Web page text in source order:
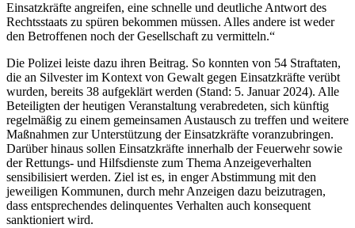
Einsatzkräfte angreifen, eine schnelle und deutliche Antwort des
Rechtsstaats zu spüren bekommen müssen. Alles andere ist weder
den Betroffenen noch der Gesellschaft zu vermitteln.“
Die Polizei leiste dazu ihren Beitrag. So konnten von 54 Straftaten,
die an Silvester im Kontext von Gewalt gegen Einsatzkräfte verübt
wurden, bereits 38 aufgeklärt werden (Stand: 5. Januar 2024). Alle
Beteiligten der heutigen Veranstaltung verabredeten, sich künftig
regelmäßig zu einem gemeinsamen Austausch zu treffen und weitere
Maßnahmen zur Unterstützung der Einsatzkräfte voranzubringen.
Darüber hinaus sollen Einsatzkräfte innerhalb der Feuerwehr sowie
der Rettungs- und Hilfsdienste zum Thema Anzeigeverhalten
sensibilisiert werden. Ziel ist es, in enger Abstimmung mit den
jeweiligen Kommunen, durch mehr Anzeigen dazu beizutragen,
dass entsprechendes delinquentes Verhalten auch konsequent
sanktioniert wird.